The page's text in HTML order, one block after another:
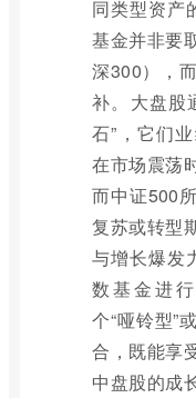
同类型资产
基金并非要
深300），
补。大盘股
石”，它们
在市场震荡
而中证500
复苏或转型
与增长爆发
数基金进
个“哑铃型”
合，既能享
中盘股的成